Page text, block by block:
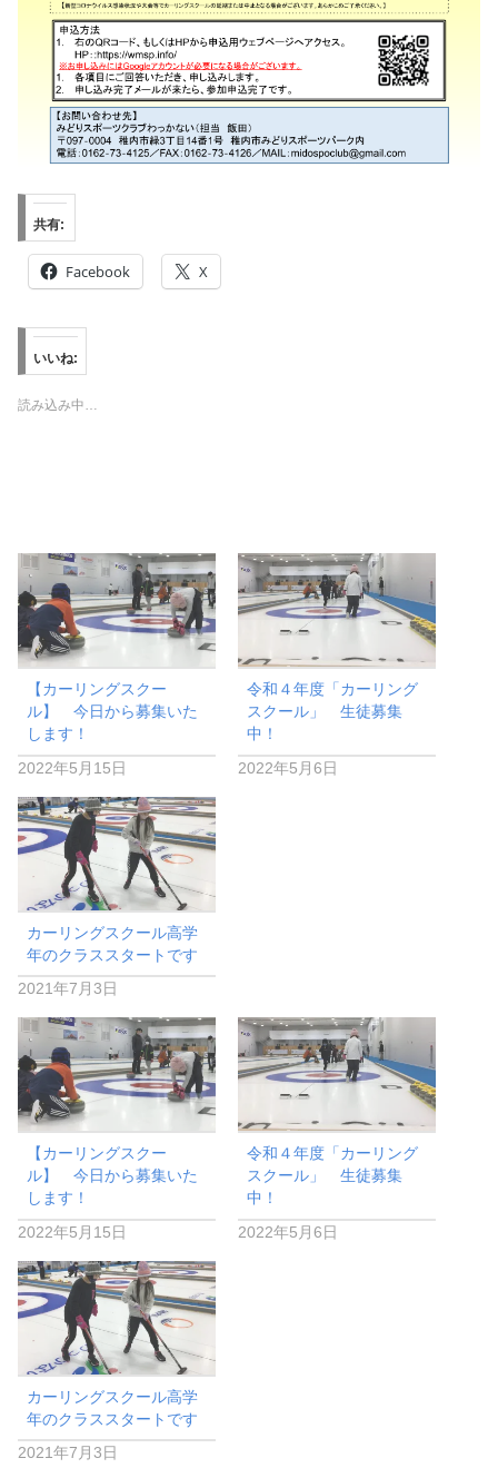
共有:
Facebook X
いいね:
読み込み中…
【カーリングスクー
ル】 今日から募集いた
します！
2022年5月15日
令和４年度「カーリング
スクール」 生徒募集
中！
2022年5月6日
カーリングスクール高学
年のクラススタートです
2021年7月3日
【カーリングスクー
ル】 今日から募集いた
します！
2022年5月15日
令和４年度「カーリング
スクール」 生徒募集
中！
2022年5月6日
カーリングスクール高学
年のクラススタートです
2021年7月3日